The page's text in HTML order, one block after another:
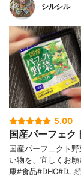
シルシル
5.00
国産パーフェク
国産パーフェクト
い物を、宜しくお
康#食品#DHC#D…